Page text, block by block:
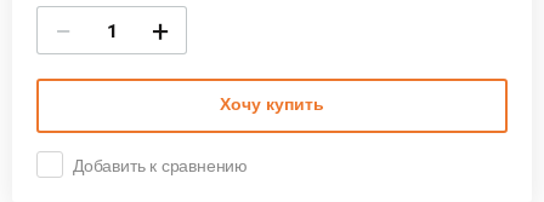
− +
Хочу купить
Добавить к сравнению